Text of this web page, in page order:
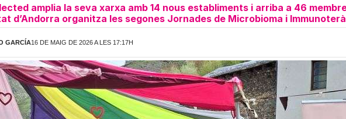
amplia la seva xarxa amb 14 nous establiments i arriba a 46
d’Andorra organitza les segones Jornades de Microbioma i
GARCÍA16 DE MAIG DE 2026 A LES 17:17H